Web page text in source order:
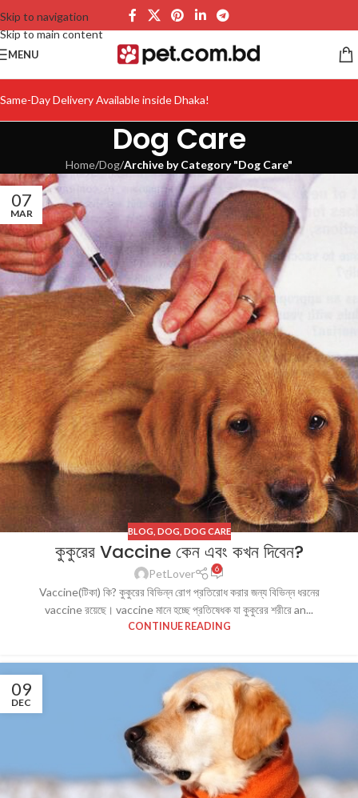
Skip to navigation
Skip to main content
MENU
Same-Day Delivery Available inside Dhaka!
Dog Care
Home/Dog/Archive by Category "Dog Care"
07
MAR
BLOG DOG DOG CARE
কুকুরের Vaccine কেন এবং কখন দিবেন?
PetLover 6
Vaccine(টিকা) কি? কুকুরের বিভিন্ন রোগ প্রতিরোধ করার জন্য বিভিন্ন ধরনের
vaccine রয়েছে। vaccine মানে হচ্ছে প্রতিষেধক যা কুকুরের শরীরে an...
CONTINUE READING
09
DEC